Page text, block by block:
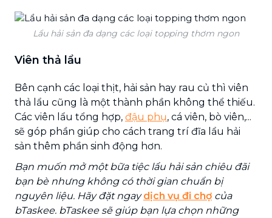
Lẩu hải sản đa dạng các loại topping thơm ngon
Viên thả lẩu
Bên cạnh các loại thịt, hải sản hay rau củ thì viên
thả lẩu cũng là một thành phần không thể thiếu.
Các viên lẩu tổng hợp, đậu phụ, cá viên, bò viên,...
sẽ góp phần giúp cho cách trang trí đĩa lẩu hải
sản thêm phần sinh động hơn.
Bạn muốn mở một bữa tiệc lẩu hải sản chiêu đãi
bạn bè nhưng không có thời gian chuẩn bị
nguyên liệu. Hãy đặt ngaydịch vụ đi chợ của
bTaskee. bTaskee sẽ giúp bạn lựa chọn những